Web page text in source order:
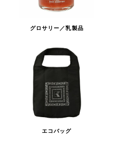
グロサリー／乳製品
エコバッグ